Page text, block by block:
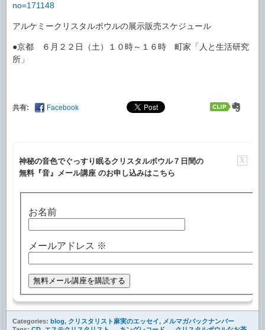
no=171148
アルケミークリスタルボウルの展示販売スケジュール
●京都 ６月２２日（土）１０時～１６時 町家「人と生活研究
所」
共有: Facebook
X
神秘の音色でぐっすり眠るクリスタルボウル７日間の
無料『音』メール講座 のお申し込みはこちら
お名前
メールアドレス ※
Categories: blog, クリスタリスト麻実のエッセイ, メルマガバックナンバー